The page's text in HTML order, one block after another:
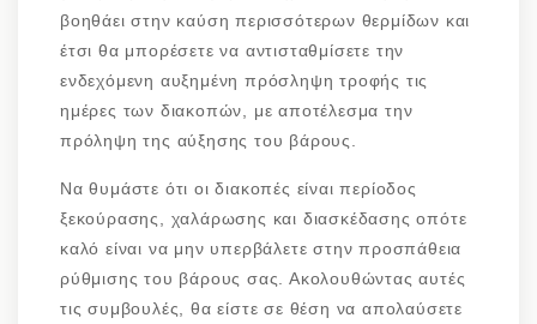
βοηθάει στην καύση περισσότερων θερμίδων και
έτσι θα μπορέσετε να αντισταθμίσετε την
ενδεχόμενη αυξημένη πρόσληψη τροφής τις
ημέρες των διακοπών, με αποτέλεσμα την
πρόληψη της αύξησης του βάρους.
Να θυμάστε ότι οι διακοπές είναι περίοδος
ξεκούρασης, χαλάρωσης και διασκέδασης οπότε
καλό είναι να μην υπερβάλετε στην προσπάθεια
ρύθμισης του βάρους σας. Ακολουθώντας αυτές
τις συμβουλές, θα είστε σε θέση να απολαύσετε